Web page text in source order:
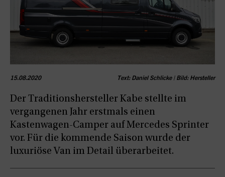
15.08.2020 Text: Daniel Schlicke | Bild: Hersteller
Der Traditionshersteller Kabe stellte im
vergangenen Jahr erstmals einen
Kastenwagen-Camper auf Mercedes Sprinter
vor. Für die kommende Saison wurde der
luxuriöse Van im Detail überarbeitet.